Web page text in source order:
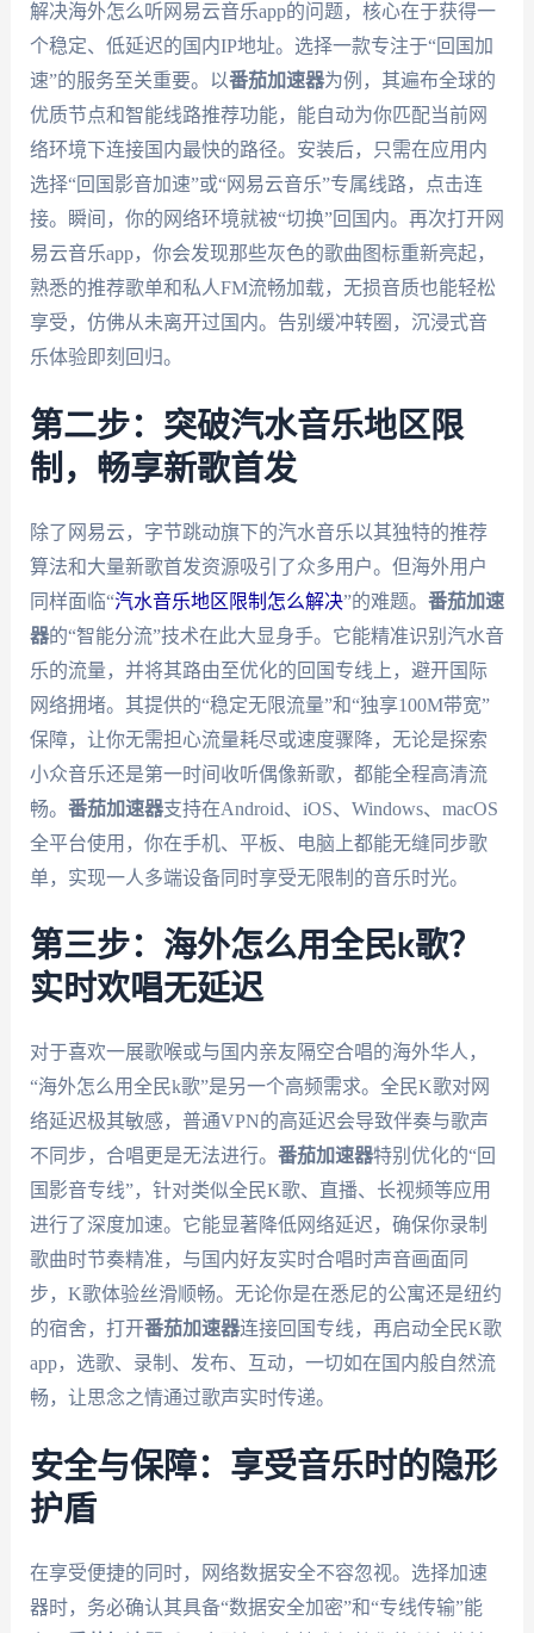
解决海外怎么听网易云音乐app的问题，核心在于获得一
个稳定、低延迟的国内IP地址。选择一款专注于“回国加
速”的服务至关重要。以番茄加速器为例，其遍布全球的
优质节点和智能线路推荐功能，能自动为你匹配当前网
络环境下连接国内最快的路径。安装后，只需在应用内
选择“回国影音加速”或“网易云音乐”专属线路，点击连
接。瞬间，你的网络环境就被“切换”回国内。再次打开网
易云音乐app，你会发现那些灰色的歌曲图标重新亮起，
熟悉的推荐歌单和私人FM流畅加载，无损音质也能轻松
享受，仿佛从未离开过国内。告别缓冲转圈，沉浸式音
乐体验即刻回归。
第二步：突破汽水音乐地区限
制，畅享新歌首发
除了网易云，字节跳动旗下的汽水音乐以其独特的推荐
算法和大量新歌首发资源吸引了众多用户。但海外用户
同样面临“汽水音乐地区限制怎么解决”的难题。 番茄加速
器的“智能分流”技术在此大显身手。它能精准识别汽水音
乐的流量，并将其路由至优化的回国专线上，避开国际
网络拥堵。其提供的“稳定无限流量”和“独享100M带宽”
保障，让你无需担心流量耗尽或速度骤降，无论是探索
小众音乐还是第一时间收听偶像新歌，都能全程高清流
畅。 番茄加速器支持在Android、iOS、Windows、macOS
全平台使用，你在手机、平板、电脑上都能无缝同步歌
单，实现一人多端设备同时享受无限制的音乐时光。
第三步：海外怎么用全民k歌？
实时欢唱无延迟
对于喜欢一展歌喉或与国内亲友隔空合唱的海外华人，
“海外怎么用全民k歌”是另一个高频需求。全民K歌对网
络延迟极其敏感，普通VPN的高延迟会导致伴奏与歌声
不同步，合唱更是无法进行。 番茄加速器特别优化的“回
国影音专线”，针对类似全民K歌、直播、长视频等应用
进行了深度加速。它能显著降低网络延迟，确保你录制
歌曲时节奏精准，与国内好友实时合唱时声音画面同
步，K歌体验丝滑顺畅。无论你是在悉尼的公寓还是纽约
的宿舍，打开番茄加速器连接回国专线，再启动全民K歌
app，选歌、录制、发布、互动，一切如在国内般自然流
畅，让思念之情通过歌声实时传递。
安全与保障：享受音乐时的隐形
护盾
在享受便捷的同时，网络数据安全不容忽视。选择加速
器时，务必确认其具备“数据安全加密”和“专线传输”能